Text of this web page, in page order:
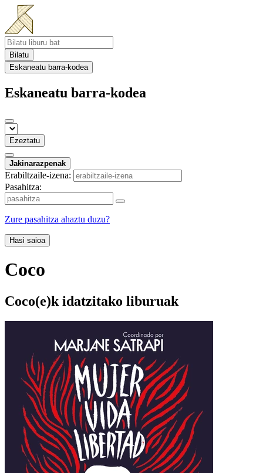
Bilatu
Eskaneatu barra-kodea
Eskaneatu barra-kodea
Ezeztatu
Jakinarazpenak
Erabiltzaile-izena:
Pasahitza:
Zure pasahitza ahaztu duzu?
Hasi saioa
Coco
Coco(e)k idatzitako liburuak